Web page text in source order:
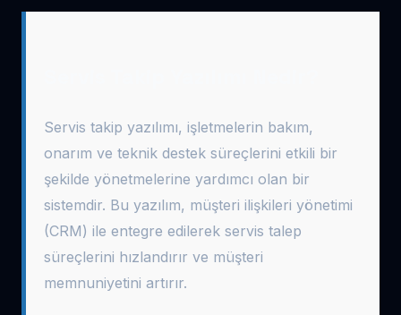
Servis takip yazılımı, işletmelerin bakım,
onarım ve teknik destek süreçlerini etkili bir
şekilde yönetmelerine yardımcı olan bir
sistemdir. Bu yazılım, müşteri ilişkileri yönetimi
(CRM) ile entegre edilerek servis talep
süreçlerini hızlandırır ve müşteri
memnuniyetini artırır.